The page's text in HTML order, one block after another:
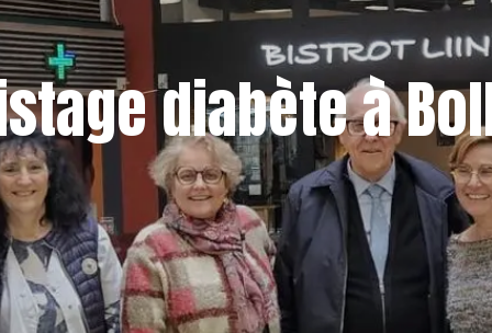
diabète à